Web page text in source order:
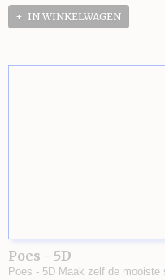
IN WINKELWAGEN
Poes - 5D
Poes - 5D Maak zelf de